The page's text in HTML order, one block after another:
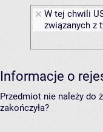
W tej chwili
związanych z
Informacje o
Przedmiot nie należy do
zakończyła?